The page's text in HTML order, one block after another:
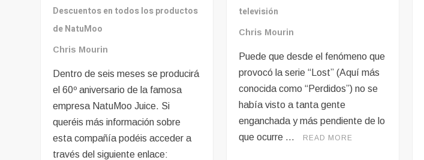
Descuentos en todos los productos
de NatuMoo
Chris Mourin
Dentro de seis meses se producirá
el 60º aniversario de la famosa
empresa NatuMoo Juice. Si
queréis más información sobre
esta compañía podéis acceder a
través del siguiente enlace:
televisión
Chris Mourin
Puede que desde el fenómeno que
provocó la serie “Lost” (Aquí más
conocida como “Perdidos”) no se
había visto a tanta gente
enganchada y más pendiente de lo
que ocurre …
READ MORE